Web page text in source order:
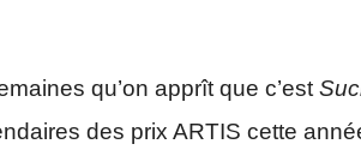
qu’on apprît que c’est
des prix ARTIS cette